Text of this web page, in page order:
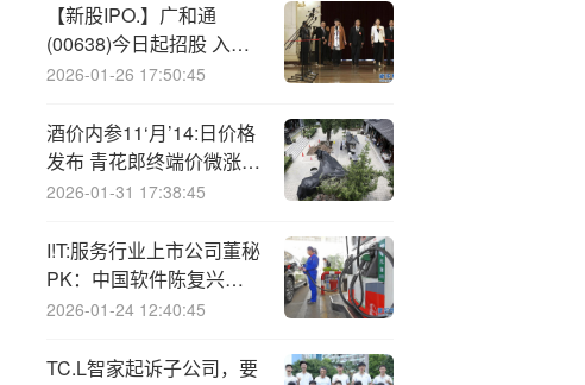
【新股IPO.】广和通
(00638)今日起招股 入场
费4,343.37港元
2026-01-26 17:50:45
酒价内参11‘月’14:日价格
发布 青花郎终端价微涨3
元
2026-01-31 17:38:45
I!T:服务行业上市公司董秘
PK：中国软件陈复兴年
龄最大，今年60岁，自
2026-01-24 12:40:45
TC.L智家起诉子公司，要